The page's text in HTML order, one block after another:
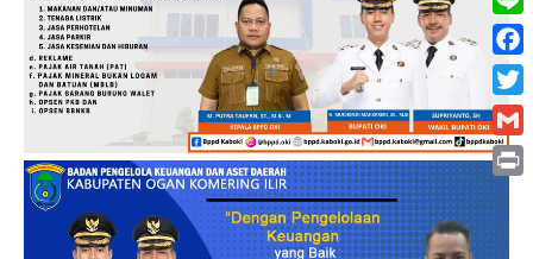
Line
Print